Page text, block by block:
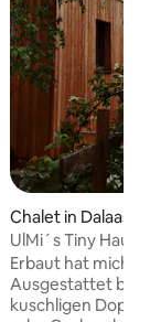
Chalet in Dalaas
UlMi´s Tiny Haus
Erbaut hat mich
Ausgestattet bin
kuschligen